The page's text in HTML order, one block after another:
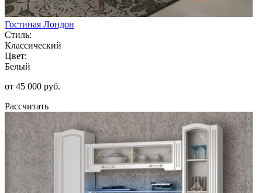
Гостиная Лондон
Стиль:
Классический
Цвет:
Белый
от 45 000 руб.
Рассчитать